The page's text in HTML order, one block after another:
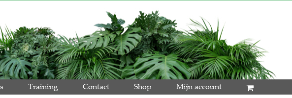
Training Contact Shop Mijn account